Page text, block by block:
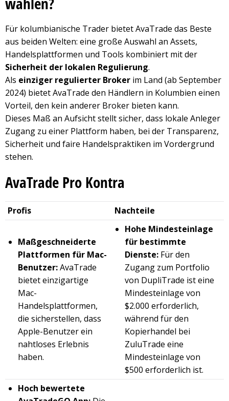
Für kolumbianische Trader bietet AvaTrade das Beste
aus beiden Welten: eine große Auswahl an Assets,
Handelsplattformen und Tools kombiniert mit der
Sicherheit der lokalen Regulierung.
Als einziger regulierter Broker im Land (ab September
2024) bietet AvaTrade den Händlern in Kolumbien einen
Vorteil, den kein anderer Broker bieten kann.
Dieses Maß an Aufsicht stellt sicher, dass lokale Anleger
Zugang zu einer Plattform haben, bei der Transparenz,
Sicherheit und faire Handelspraktiken im Vordergrund
stehen.
AvaTrade Pro Kontra
Profis Nachteile
Maßgeschneiderte
Plattformen für Mac-
Benutzer:AvaTrade
bietet einzigartige
Mac-
Handelsplattformen,
die sicherstellen, dass
Apple-Benutzer ein
nahtloses Erlebnis
haben.
Hohe Mindesteinlage
für bestimmte
Dienste: Für den
Zugang zum Portfolio
von DupliTrade ist eine
Mindesteinlage von
$2.000 erforderlich,
während für den
Kopierhandel bei
ZuluTrade eine
Mindesteinlage von
$500 erforderlich ist.
Hoch bewertete